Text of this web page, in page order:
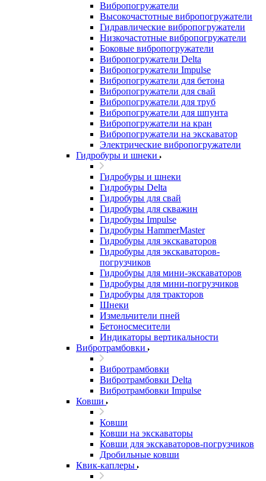
Вибропогружатели
Высокочастотные вибропогружатели
Гидравлические вибропогружатели
Низкочастотные вибропогружатели
Боковые вибропогружатели
Вибропогружатели Delta
Вибропогружатели Impulse
Вибропогружатели для бетона
Вибропогружатели для свай
Вибропогружатели для труб
Вибропогружатели для шпунта
Вибропогружатели на кран
Вибропогружатели на экскаватор
Электрические вибропогружатели
Гидробуры и шнеки
Гидробуры и шнеки
Гидробуры Delta
Гидробуры для свай
Гидробуры для скважин
Гидробуры Impulse
Гидробуры HammerMaster
Гидробуры для экскаваторов
Гидробуры для экскаваторов-
погрузчиков
Гидробуры для мини-экскаваторов
Гидробуры для мини-погрузчиков
Гидробуры для тракторов
Шнеки
Измельчители пней
Бетоносмесители
Индикаторы вертикальности
Вибротрамбовки
Вибротрамбовки
Вибротрамбовки Delta
Вибротрамбовки Impulse
Ковши
Ковши
Ковши на экскаваторы
Ковши для экскаваторов-погрузчиков
Дробильные ковши
Квик-каплеры